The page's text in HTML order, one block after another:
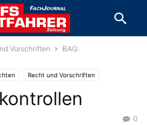
Vorschriften
BAG:
Recht und Vorschriften
0